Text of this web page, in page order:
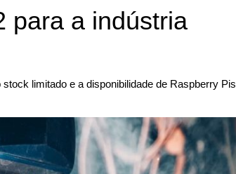
para a indústria
limitado e a disponibilidade de Raspberry Pis